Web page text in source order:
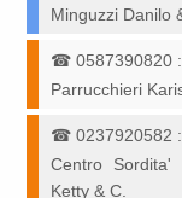
Minguzzi Danilo
☎0587390820 :
Parrucchieri
☎0237920582 :
Centro Sordita'
Ketty & C.